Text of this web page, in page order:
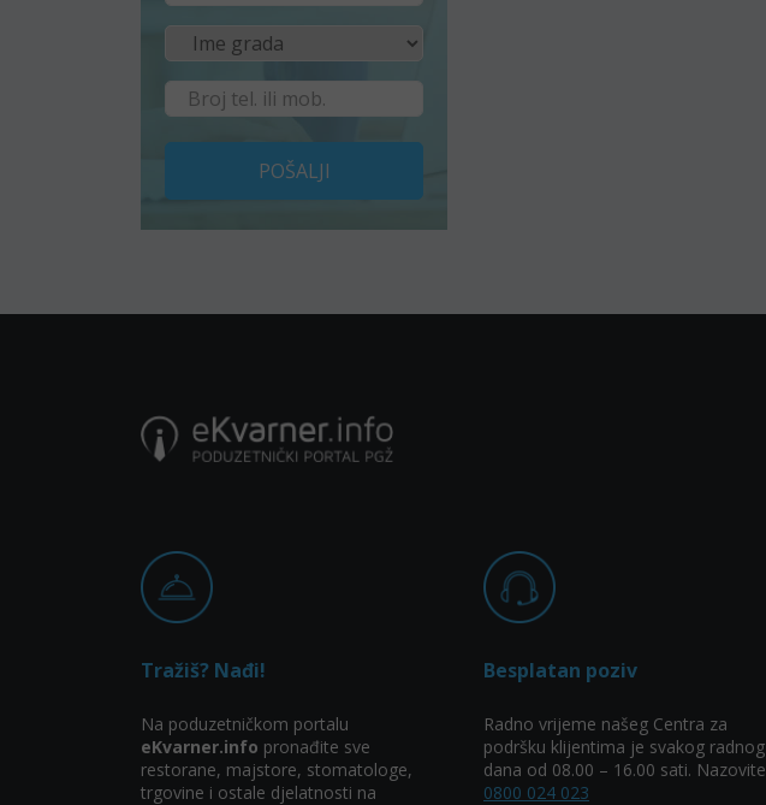
POŠALJI
Tražiš? Nađi!
Na poduzetničkom portalu
eKvarner.info pronađite sve
restorane, majstore, stomatologe,
trgovine i ostale djelatnosti na
Besplatan poziv
Radno vrijeme našeg Centra za
podršku klijentima je svakog radnog
dana od 08.00 – 16.00 sati. Nazovite
0800 024 023